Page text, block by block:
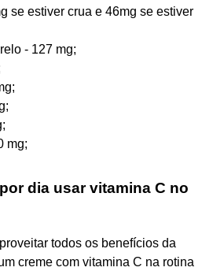
se estiver crua e 46mg se estiver
- 127 mg;
mg;
dia usar vitamina C no
todos os benefícios da
creme com vitamina C na rotina